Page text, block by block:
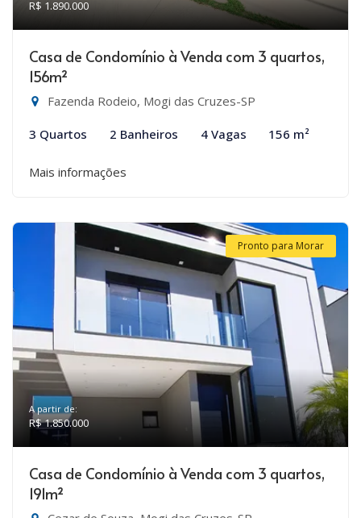
R$ 1.890.000
Casa de Condomínio à Venda com 3 quartos,
156m²
Fazenda Rodeio, Mogi das Cruzes-SP
3 Quartos 2 Banheiros 4 Vagas 156 m²
Mais informações
Pronto para Morar
A partir de:
R$ 1.850.000
Casa de Condomínio à Venda com 3 quartos,
191m²